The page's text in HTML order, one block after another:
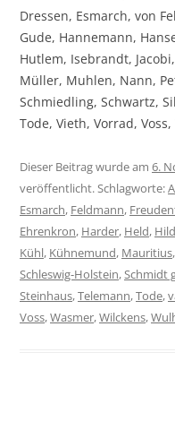
Dressen, Esmarch, von
Gude, Hannemann,
Hutlem, Isebrandt,
Müller, Muhlen, Nann,
Schmiedling, Schwartz,
Tode, Vieth, Vorrad,
Dieser Beitrag wurde am 6.
veröffentlicht. Schlagworte:
Esmarch, Feldmann,
Ehrenkron, Harder, Held,
Kühl, Kühnemund, Mauritius,
Schleswig-Holstein,Schmidt
Steinhaus,Telemann,Tode,
Voss,Wasmer,Wilckens,